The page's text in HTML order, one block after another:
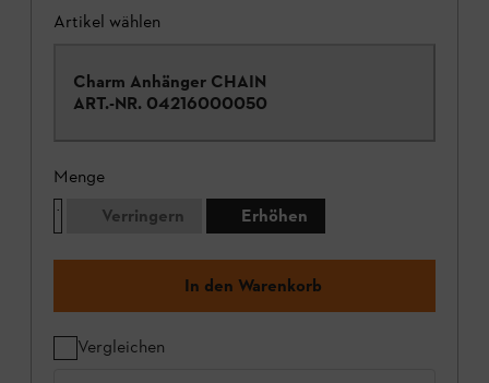
Artikel wählen
Charm Anhänger CHAIN
ART.-NR. 04216000050
Menge
Verringern
Erhöhen
In den Warenkorb
Vergleichen